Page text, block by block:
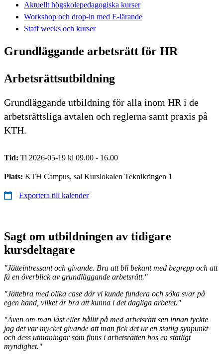
Aktuellt högskolepedagogiska kurser
Workshop och drop-in med E-lärande
Staff weeks och kurser
Grundläggande arbetsrätt för HR
Arbetsrättsutbildning
Grundläggande utbildning för alla inom HR i de
arbetsrättsliga avtalen och reglerna samt praxis på
KTH.
Tid: Ti 2026-05-19 kl 09.00 - 16.00
Plats: KTH Campus, sal Kurslokalen Teknikringen 1
Exportera till kalender
Sagt om utbildningen av tidigare
kursdeltagare
"Jätteintressant och givande. Bra att bli bekant med begrepp och att
få en överblick av grundläggande arbetsrätt."
"Jättebra med olika case där vi kunde fundera och söka svar på
egen hand, vilket är bra att kunna i det dagliga arbetet."
"Även om man läst eller hållit på med arbetsrätt sen innan tyckte
jag det var mycket givande att man fick det ur en statlig synpunkt
och dess utmaningar som finns i arbetsrätten hos en statligt
myndighet."